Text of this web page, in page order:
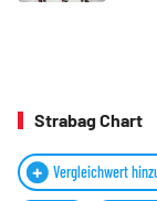
Strabag Chart
Vergleichwert